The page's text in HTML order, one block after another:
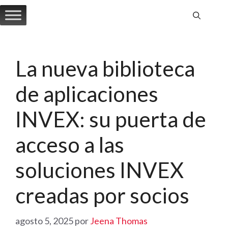
Saltar
al
La nueva biblioteca
de aplicaciones
INVEX: su puerta de
acceso a las
soluciones INVEX
creadas por socios
agosto 5, 2025porJeena Thomas